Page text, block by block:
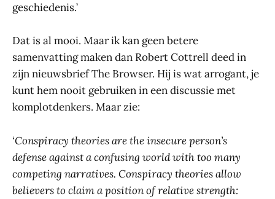
geschiedenis.’
Dat is al mooi. Maar ik kan geen betere
samenvatting maken dan Robert Cottrell deed in
zijn nieuwsbrief The Browser. Hij is wat arrogant, je
kunt hem nooit gebruiken in een discussie met
komplotdenkers. Maar zie:
‘Conspiracy theories are the insecure person’s
defense against a confusing world with too many
competing narratives. Conspiracy theories allow
believers to claim a position of relative strength: